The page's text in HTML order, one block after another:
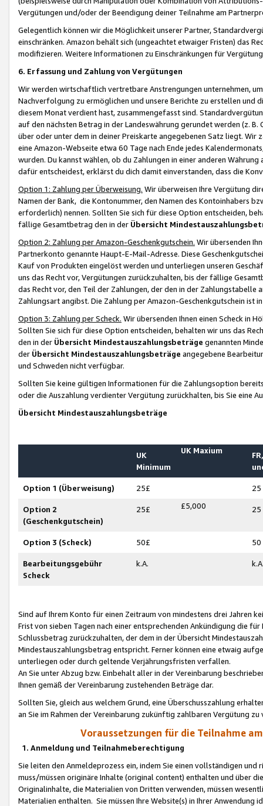
Vergütungen und/oder der Beendigung deiner Teilnahme am
Gelegentlich können wir die Möglichkeit unserer Partner,
einschränken. Amazon behält sich (ungeachtet etwaiger Fristen) das
modifizieren. Weitere Informationen zu Einschränkungen für
6. Erfassung und Zahlung von Vergütungen
Wir werden wirtschaftlich vertretbare Anstrengungen unternehmen,
Nachverfolgung zu ermöglichen und unsere Berichte zu erstellen und
diesem Monat verdient hast, zusammengefasst sind.
auf den nächsten Betrag in der Landeswährung gerundet werden (z.
über oder unter dem in deiner Preiskarte angegebenen Satz liegt.
eine Amazon-Webseite etwa 60 Tage nach Ende jedes
wurden. Du kannst wählen, ob du Zahlungen in einer anderen
dafür entscheidest, erklärst du dich damit einverstanden, dass die
Option 1: Zahlung per Überweisung. Wir überweisen Ihre Vergütung
Namen der Bank, die Kontonummer, den Namen des Kontoinhabers
erforderlich) nennen. Sollten Sie sich für diese Option entscheiden,
fällige Gesamtbetrag den in der Übersicht
Option 2: Zahlung per Amazon-Geschenkgutschein. Wir übersenden
Partnerkonto genannte Haupt-E-Mail-Adresse. Diese
Kauf von Produkten eingelöst werden und unterliegen unseren
uns das Recht vor, Vergütungen zurückzuhalten, bis der fällige
das Recht vor, den Teil der Zahlungen, der den in der
Zahlungsart angibst. Die Zahlung per Amazon-Geschenkgutschein ist
Option 3: Zahlung per Scheck. Wir übersenden Ihnen einen Scheck in
Sollten Sie sich für diese Option entscheiden, behalten wir uns das
den in der Übersicht Mindestauszahlungsbeträge genannten
der Übersicht Mindestauszahlungsbeträge angegebene
und Schweden nicht verfügbar.
Sollten Sie keine gültigen Informationen für die Zahlungsoption
oder die Auszahlung verdienter Vergütung zurückhalten, bis Sie
Übersicht Mindestauszahlungsbeträge
UK
Minimum
UK Maxium
Option 1 (Überweisung) 25£ 25
Option 2
(Geschenkgutschein)
25£ £5,000 25
Option 3 (Scheck) 50£ 50
Bearbeitungsgebühr
Scheck
k.A.
Sind auf Ihrem Konto für einen Zeitraum von mindestens drei Jahren
Frist von sieben Tagen nach einer entsprechenden Ankündigung die
Schlussbetrag zurückzuhalten, der dem in der Übersicht
Mindestauszahlungsbetrag entspricht. Ferner können eine etwaig
unterliegen oder durch geltende Verjährungsfristen verfallen.
An Sie unter Abzug bzw. Einbehalt aller in der Vereinbarung
Ihnen gemäß der Vereinbarung zustehenden Beträge dar.
Sollten Sie, gleich aus welchem Grund, eine Überschusszahlung
an Sie im Rahmen der Vereinbarung zukünftig zahlbaren Vergütung zu
Voraussetzungen für die Teilnahme
1. Anmeldung und Teilnahmeberechtigung
Sie leiten den Anmeldeprozess ein, indem Sie einen vollständigen
muss/müssen originäre Inhalte (original content) enthalten und über
Originalinhalte, die Materialien von Dritten verwenden, müssen
Materialien enthalten. Sie müssen Ihre Website(s) in Ihrer Anwendung